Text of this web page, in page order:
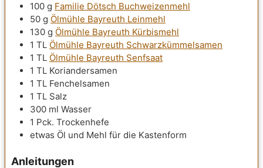
100 g Familie Dötsch Buchweizenmehl
50 g Ölmühle Bayreuth Leinmehl
130 g Ölmühle Bayreuth Kürbismehl
1 TL Ölmühle Bayreuth Schwarzkümmelsamen
1 TL Ölmühle Bayreuth Senfsaat
1 TL Koriandersamen
1 TL Fenchelsamen
1 TL Salz
300 ml Wasser
1 Pck. Trockenhefe
etwas Öl und Mehl für die Kastenform
Anleitungen